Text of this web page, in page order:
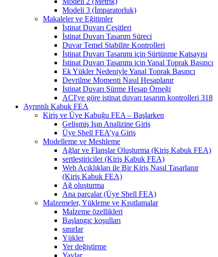
Modeli 3 (İmparatorluk)
Makaleler ve Eğitimler
İstinat Duvarı Çeşitleri
İstinat Duvarı Tasarım Süreci
Duvar Temel Stabilite Kontrolleri
İstinat Duvarı Tasarımı için Sürtünme Katsayısı
İstinat Duvarı Tasarımı için Yanal Toprak Basıncı
Ek Yükler Nedeniyle Yanal Toprak Basıncı
Devrilme Momenti Nasıl Hesaplanır
İstinat Duvarı Sürme Hesap Örneği
ACI'ye göre istinat duvarı tasarım kontrolleri 318
Ayrıntılı Kabuk FEA
Kiriş ve Üye Kabuğu FEA – Başlarken
Gelişmiş Işın Analizine Giriş
Üye Shell FEA'ya Giriş
Modelleme ve Meshleme
Ağlar ve Flanşlar Oluşturma (Kiriş Kabuk FEA)
sertleştiriciler (Kiriş Kabuk FEA)
Web Açıklıkları ile Bir Kiriş Nasıl Tasarlanır
(Kiriş Kabuk FEA)
Ağ oluşturma
Ana parçalar (Üye Shell FEA)
Malzemeler, Yükleme ve Kısıtlamalar
Malzeme özellikleri
Başlangıç ​​koşulları
sınırlar
Yükler
Yer değiştirme